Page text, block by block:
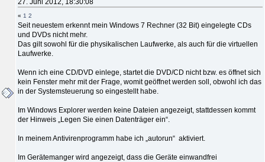
« 1 2
Seit neuestem erkennt mein Windows 7 Rechner (32 Bit) eingelegte CDs
und DVDs nicht mehr.
Das gilt sowohl für die physikalischen Laufwerke, als auch für die virtuellen
Laufwerke.
Wenn ich eine CD/DVD einlege, startet die DVD/CD nicht bzw. es öffnet sich
kein Fenster mehr mit der Frage, womit geöffnet werden soll, obwohl ich das
in der Systemsteuerung so eingestellt habe.
Im Windows Explorer werden keine Dateien angezeigt, stattdessen kommt
der Hinweis „Legen Sie einen Datenträger ein“.
In meinem Antivirenprogramm habe ich „autorun“ aktiviert.
Im Gerätemanger wird angezeigt, dass die Geräte einwandfrei